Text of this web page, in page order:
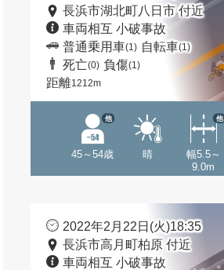
長浜市湖北町八日市 付近
車両相互 小破事故
普通乗用車(1) 自転車(1)
死亡(0) 負傷(1)
距離1212m
45～54歳
他
晴
幅5.5～
9.0m
他
2022年2月22日(火)18:35
長浜市高月町柏原 付近
車両相互 小破事故